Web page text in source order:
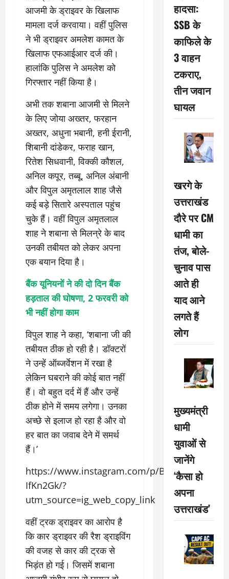
आजमी के ड्राइवर के खिलाफ
मामला दर्ज करवाया। वहीं पुलिस
ने भी ड्राइवर अमलेश कामत के
खिलाफ एफआईआर दर्ज की।
हालांकि पुलिस ने अमलेश को
गिरफ्तार नहीं किया है।
अभी तक शबाना आजमी से मिलने
के लिए जोया अख्तर, फरहान
अख्तर, अधुना भबानी, हनी ईरानी,
शिबानी दांडेकर, फराह खान,
रितेश सिधवानी, विक्की कौशल,
अनिल कपूर, तब्बू, अनिल अंबानी
और विपुल अमृतलाल शाह जैसे
कई बड़े सितारे अस्पताल पहुंच
चुके हैं। वहीं विपुल अमृतलाल
शाह ने शबाना से मिलन्रे के बाद
उनकी तबीयत को लेकर अपना
एक बयान दिया है।
बैंक यूनियनों ने की दो दिन बैंक
हड़ताल की घोषणा, 2 फरवरी को
भी नहीं होगा काम
विपुल शाह ने कहा, ‘शबाना जी की
तबीयत ठीक हो रही है। डॉक्टरों
ने उन्हें ऑब्जर्वेशन में रखा है
लेकिन घबराने की कोई बात नहीं
हैं। वो बहुत दर्द में हैं और उन्हें
ठीक होने में समय लगेगा। उनका
अच्छे से इलाज हो रहा है और वो
हर बात का जवाब देने में समर्थ
हैं।’
https://www.instagram.com/p/B7d-
IfKn2Gk/?
utm_source=ig_web_copy_link
वहीं ट्रक ड्राइवर का आरोप है
कि कार ड्राइवर की रैश ड्राइविंग
की वजह से कार की ट्रक से
भिड़ंत हो गई। जिसमें शबाना
हादसा:
SSB के
काफिले के
3 वाहन
टकराए,
तीन जवान
घायल
खरगे के
उत्तराखंड
दौरे पर CM
धामी का
तंज, बोले-
चुनाव पास
आते ही
याद आने
लगते हैं
लोग
मुख्यमंत्री
धामी
युवाओं से
जानेंगे
‘कैसा हो
अपना
उत्तराखंड’